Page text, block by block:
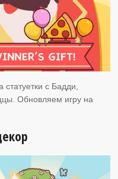
с Бадди,
Обновляем игру на